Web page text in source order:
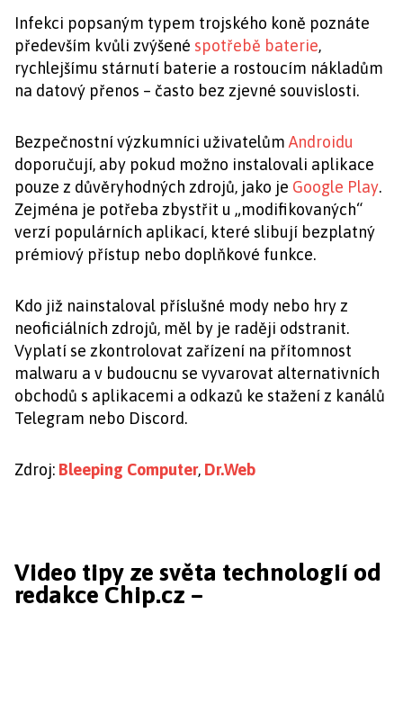
Infekci popsaným typem trojského koně poznáte
především kvůli zvýšené spotřebě baterie,
rychlejšímu stárnutí baterie a rostoucím nákladům
na datový přenos – často bez zjevné souvislosti.
Bezpečnostní výzkumníci uživatelům Androidu
doporučují, aby pokud možno instalovali aplikace
pouze z důvěryhodných zdrojů, jako je Google Play.
Zejména je potřeba zbystřit u „modifikovaných“
verzí populárních aplikací, které slibují bezplatný
prémiový přístup nebo doplňkové funkce.
Kdo již nainstaloval příslušné mody nebo hry z
neoficiálních zdrojů, měl by je raději odstranit.
Vyplatí se zkontrolovat zařízení na přítomnost
malwaru a v budoucnu se vyvarovat alternativních
obchodů s aplikacemi a odkazů ke stažení z kanálů
Telegram nebo Discord.
Zdroj: Bleeping Computer, Dr.Web
Video tipy ze světa technologií od
redakce Chip.cz –